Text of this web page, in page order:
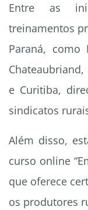
Entre as
treinamentos
Paraná, como
e Curitiba,
sindicatos
Além disso,
curso online
que oferece
os produtores